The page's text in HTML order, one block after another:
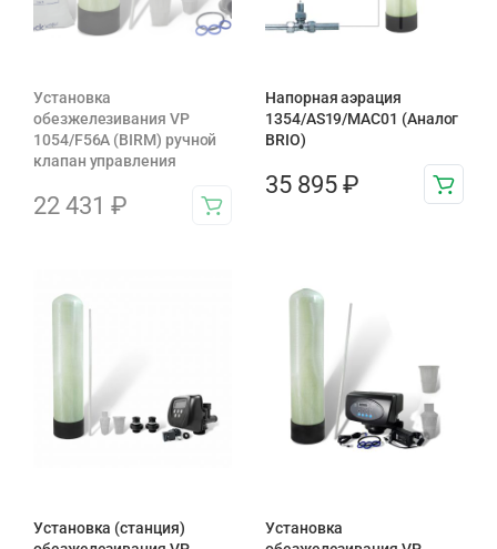
Установка
обезжелезивания VP
1054/F56A (BIRM) ручной
клапан управления
22 431 ₽
Напорная аэрация
1354/AS19/MAC01 (Аналог
BRIO)
35 895 ₽
Установка (станция)
Установка